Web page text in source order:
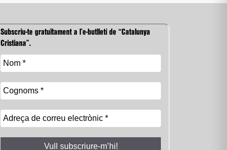
Subscriu-te gratuïtament a l’e-butlletí de “Catalunya
Cristiana”.